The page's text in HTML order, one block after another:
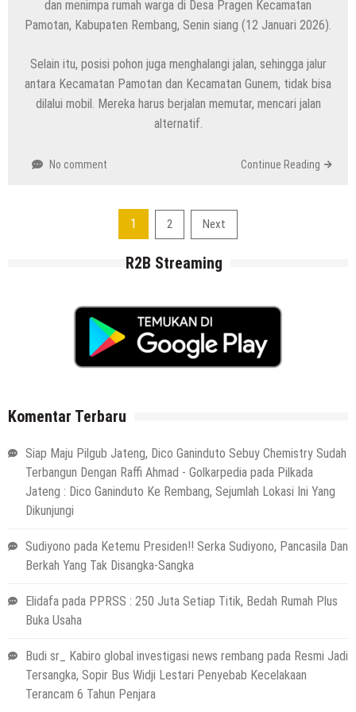
dan menimpa rumah warga di Desa Pragen Kecamatan
Pamotan, Kabupaten Rembang, Senin siang (12 Januari 2026).
Selain itu, posisi pohon juga menghalangi jalan, sehingga jalur
antara Kecamatan Pamotan dan Kecamatan Gunem, tidak bisa
dilalui mobil. Mereka harus berjalan memutar, mencari jalan
alternatif.
No comment Continue Reading
1 2 Next
R2B Streaming
Komentar Terbaru
Siap Maju Pilgub Jateng, Dico Ganinduto Sebuy Chemistry Sudah
Terbangun Dengan Raffi Ahmad - Golkarpedia pada Pilkada
Jateng : Dico Ganinduto Ke Rembang, Sejumlah Lokasi Ini Yang
Dikunjungi
Sudiyono pada Ketemu Presiden!! Serka Sudiyono, Pancasila Dan
Berkah Yang Tak Disangka-Sangka
Elidafa pada PPRSS : 250 Juta Setiap Titik, Bedah Rumah Plus
Buka Usaha
Budi sr_ Kabiro global investigasi news rembang pada Resmi Jadi
Tersangka, Sopir Bus Widji Lestari Penyebab Kecelakaan
Terancam 6 Tahun Penjara